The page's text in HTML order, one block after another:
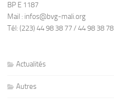
BP E 1187
Mail : infos@bvg-mali.org
Tél: (223) 44 98 38 77 / 44 98 38 78
Actualités
Autres